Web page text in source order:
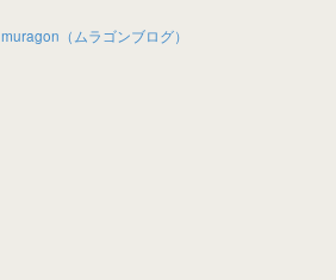
muragon（ムラゴンブログ）